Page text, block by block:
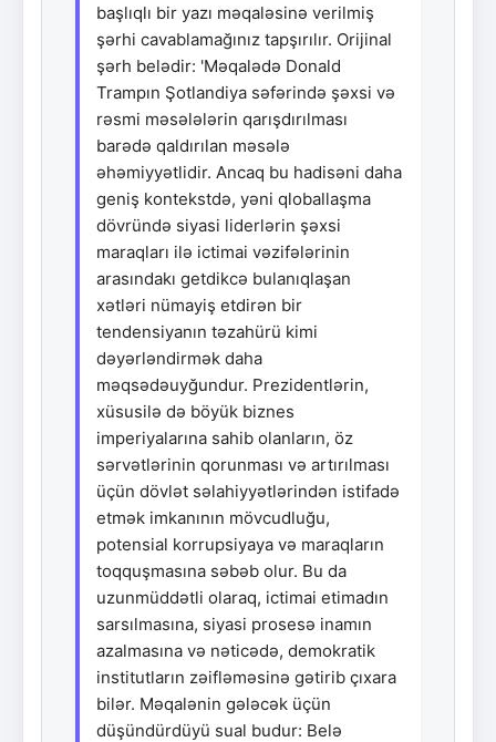
başlıqlı bir yazı məqaləsinə verilmiş
şərhi cavablamağınız tapşırılır. Orijinal
şərh belədir: 'Məqalədə Donald
Trampın Şotlandiya səfərində şəxsi və
rəsmi məsələlərin qarışdırılması
barədə qaldırılan məsələ
əhəmiyyətlidir. Ancaq bu hadisəni daha
geniş kontekstdə, yəni qloballaşma
dövründə siyasi liderlərin şəxsi
maraqları ilə ictimai vəzifələrinin
arasındakı getdikcə bulanıqlaşan
xətləri nümayiş etdirən bir
tendensiyanın təzahürü kimi
dəyərləndirmək daha
məqsədəuyğundur. Prezidentlərin,
xüsusilə də böyük biznes
imperiyalarına sahib olanların, öz
sərvətlərinin qorunması və artırılması
üçün dövlət səlahiyyətlərindən istifadə
etmək imkanının mövcudluğu,
potensial korrupsiyaya və maraqların
toqquşmasına səbəb olur. Bu da
uzunmüddətli olaraq, ictimai etimadın
sarsılmasına, siyasi prosesə inamın
azalmasına və nəticədə, demokratik
institutların zəifləməsinə gətirib çıxara
bilər. Məqalənin gələcək üçün
düşündürdüyü sual budur: Belə